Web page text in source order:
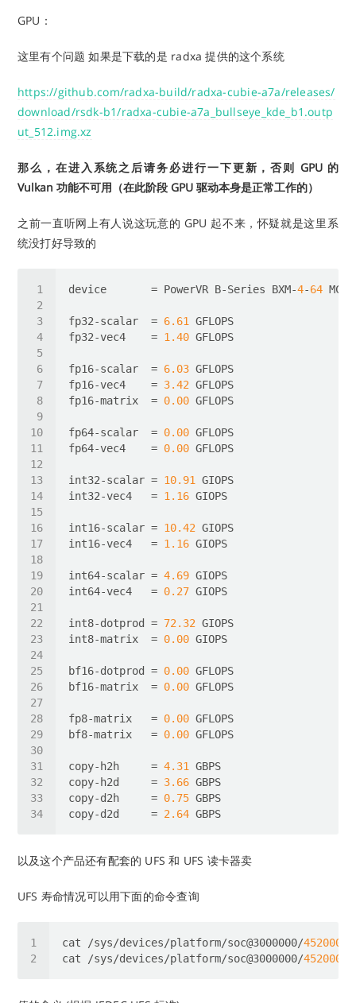
GPU：
这里有个问题 如果是下载的是 radxa 提供的这个系统
https://github.com/radxa-build/radxa-cubie-a7a/releases/
download/rsdk-b1/radxa-cubie-a7a_bullseye_kde_b1.outp
ut_512.img.xz
那么，在进入系统之后请务必进行一下更新，否则 GPU 的
Vulkan 功能不可用（在此阶段 GPU 驱动本身是正常工作的）
之前一直听网上有人说这玩意的 GPU 起不来，怀疑就是这里系
统没打好导致的
device
       = PowerVR B-Series BXM-
4-64
fp32-scalar
  =
6.61
fp32-vec4
    =
1.40
fp16-scalar
  =
6.03
fp16-vec4
    =
3.42
fp16-matrix
  =
0.00
fp64-scalar
  =
0.00
fp64-vec4
    =
0.00
int32-scalar = 10.91
int32-vec4
   =
1.16
int16-scalar = 10.42
int16-vec4
   =
1.16
int64-scalar = 4.69
int64-vec4
   =
0.27
int8-dotprod = 72.32
int8-matrix
  =
0.00
bf16-dotprod = 0.00
bf16-matrix
  =
0.00
fp8-matrix
   =
0.00
bf8-matrix
   =
0.00
copy-h2h
     =
4.31
copy-h2d
     =
3.66
copy-d2h
     =
0.75
copy-d2d
     =
2.64
以及这个产品还有配套的 UFS 和 UFS 读卡器卖
UFS 寿命情况可以用下面的命令查询
cat /sys/devices/platform/soc@3000000/4520000
cat /sys/devices/platform/soc@3000000/4520000